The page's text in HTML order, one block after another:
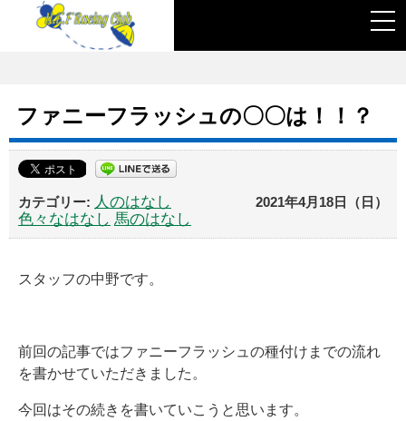
ファニーフラッシュの〇〇は！！？
人のはなし
色々なはなし 馬のはなし
2021年4月18日（日）
スタッフの中野です。
前回の記事ではファニーフラッシュの種付けまでの流れ
を書かせていただきました。
今回はその続きを書いていこうと思います。